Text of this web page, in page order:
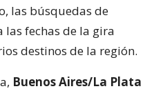
las búsquedas de
fechas de la gira
destinos de la región.
Buenos Aires/La Plata